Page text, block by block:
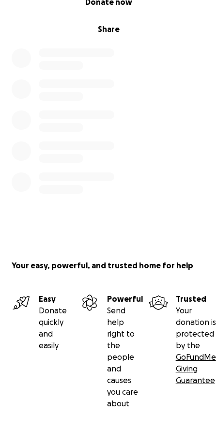
Share
Donate now
Your easy, powerful, and trusted home for help
Easy
Donate
quickly
and
easily
Powerful
Send
help
right to
the
people
and
causes
you care
about
Trusted
Your
donation is
protected
by the
GoFundMe
Giving
Guarantee